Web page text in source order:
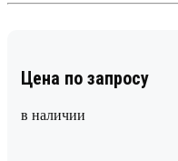
Цена по запросу
в наличии